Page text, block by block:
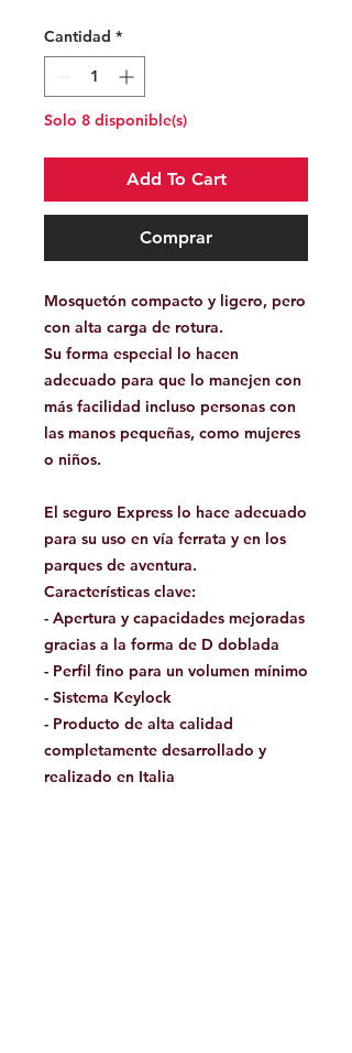
Cantidad *
Solo 8 disponible(s)
Add To Cart
Comprar
Mosquetón compacto y ligero, pero
con alta carga de rotura.
Su forma especial lo hacen
adecuado para que lo manejen con
más facilidad incluso personas con
las manos pequeñas, como mujeres
o niños.
El seguro Express lo hace adecuado
para su uso en vía ferrata y en los
parques de aventura.
Características clave:
- Apertura y capacidades mejoradas
gracias a la forma de D doblada
- Perfil fino para un volumen mínimo
- Sistema Keylock
- Producto de alta calidad
completamente desarrollado y
realizado en Italia